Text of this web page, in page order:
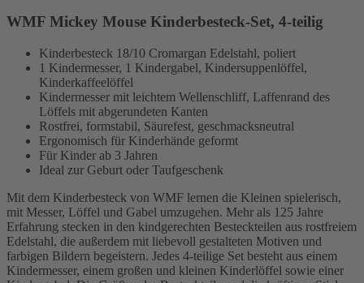
WMF Mickey Mouse Kinderbesteck-Set, 4-teilig
Kinderbesteck 18/10 Cromargan Edelstahl, poliert
1 Kindermesser, 1 Kindergabel, Kindersuppenlöffel,
Kinderkaffeelöffel
Kindermesser mit leichtem Wellenschliff, Laffenrand des
Löffels mit abgerundeten Kanten
Rostfrei, formstabil, Säurefest, geschmacksneutral
Ergonomisch für Kinderhände geformt
Für Kinder ab 3 Jahren
Ideal zur Geburt oder Taufgeschenk
Mit dem Kinderbesteck von WMF lernen die Kleinen spielerisch,
mit Messer, Löffel und Gabel umzugehen. Mehr als 125 Jahre
Erfahrung stecken in den kindgerechten Besteckteilen aus rostfreiem
Edelstahl, die außerdem mit liebevoll gestalteten Motiven und
farbigen Bildern begeistern. Jedes 4-teilige Set besteht aus einem
Kindermesser, einem großen und kleinen Kinderlöffel sowie einer